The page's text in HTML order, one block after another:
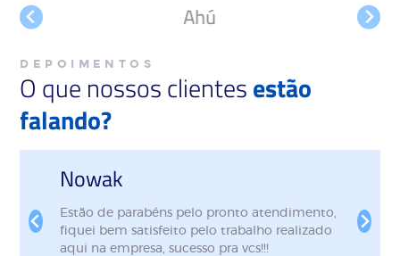
Ahú
DEPOIMENTOS
O que nossos clientesestão
falando?
pelo pronto atendimento,
pelo trabalho realizado
pra vcs!!!
Indico a empresa por
atendimento rápido e
da instalação